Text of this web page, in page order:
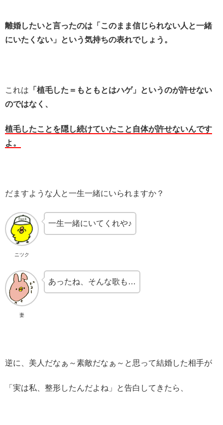
離婚したいと言ったのは「このまま信じられない人と一緒
にいたくない」という気持ちの表れでしょう。
これは 「植毛した＝もともとはハゲ」というのが許せない
のではなく、
植毛したことを隠し続けていたこと自体が許せないんです
よ。
だますような人と一生一緒にいられますか？
ニツク
一生一緒にいてくれや♪
妻
あったね、そんな歌も…
逆に、美人だなぁ～素敵だなぁ～と思って結婚した相手が
「実は私、整形したんだよね」と告白してきたら、